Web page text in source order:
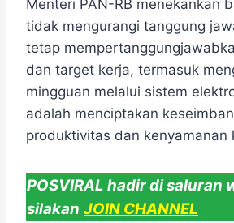
Menteri PAN-RB menekankan
tidak mengurangi tanggung
tetap
dan target kerja, termasuk
mingguan melalui sistem
adalah menciptakan
produktivitas dan kenyamanan
POSVIRAL hadir di saluran
silakan JOIN CHANNEL